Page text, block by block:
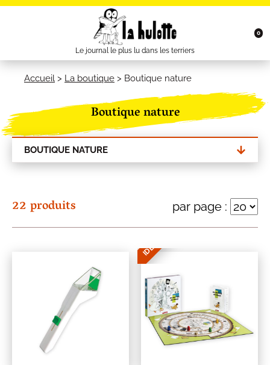
Le journal le plus lu dans les terriers
0
Accueil > La boutique > Boutique nature
Boutique nature
BOUTIQUE NATURE
22 produits par page :
IDÉE CADEAU